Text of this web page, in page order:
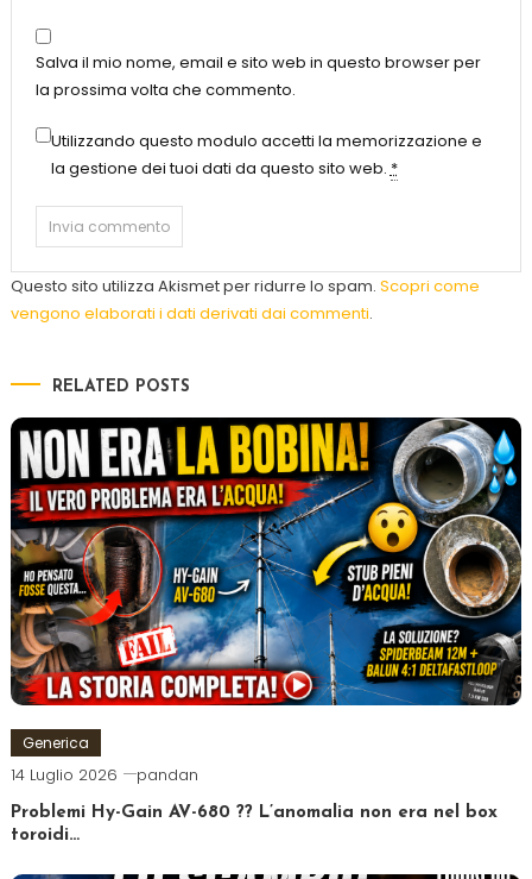
Salva il mio nome, email e sito web in questo browser per
la prossima volta che commento.
Utilizzando questo modulo accetti la memorizzazione e
la gestione dei tuoi dati da questo sito web. *
Questo sito utilizza Akismet per ridurre lo spam. Scopri come
vengono elaborati i dati derivati dai commenti.
RELATED POSTS
Generica
14 Luglio 2026 pandan
Problemi Hy-Gain AV-680 ?? L’anomalia non era nel box
toroidi…